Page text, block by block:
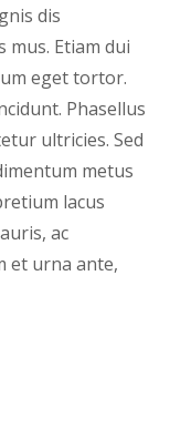
dis
Etiam dui
eget tortor.
Phasellus
ultricies. Sed
metus
lacus
ac
et urna ante,